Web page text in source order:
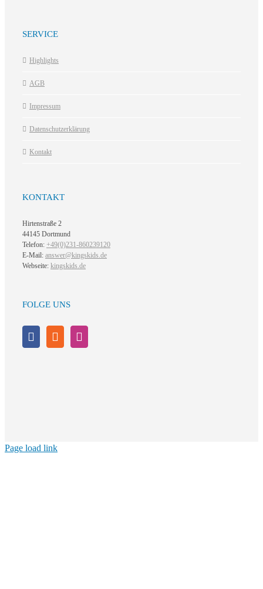
SERVICE
Highlights
AGB
Impressum
Datenschutzerklärung
Kontakt
KONTAKT
Hirtenstraße 2
44145 Dortmund
Telefon: +49(0)231-860239120
E-Mail: answer@kingskids.de
Webseite: kingskids.de
FOLGE UNS
Page load link